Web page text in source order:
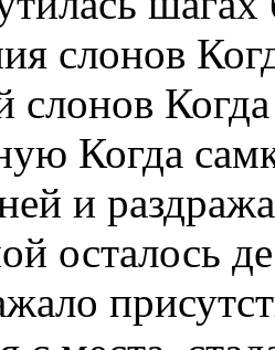
слонов
слонов
Когда
и
осталось